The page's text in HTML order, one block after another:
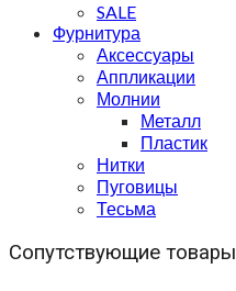
SALE
Фурнитура
Аксессуары
Аппликации
Молнии
Металл
Пластик
Нитки
Пуговицы
Тесьма
Сопутствующие товары